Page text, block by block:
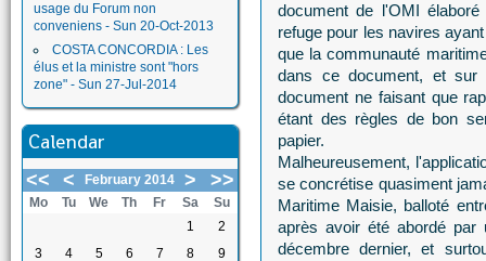
usage du Forum non
conveniens - Sun 20-Oct-2013
COSTA CONCORDIA : Les
élus et la ministre sont "hors
zone" - Sun 27-Jul-2014
Calendar
<< < February 2014 > >>
Mo Tu We Th Fr Sa
Su
1
2
3
4 5 6 7 8
9
document de l'OMI
refuge pour les navires
que la communauté
dans ce document, et
document ne faisant que
étant des règles de bon
papier.
Malheureusement,
se concrétise quasiment
Maritime Maisie, balloté
après avoir été abordé
décembre dernier, et